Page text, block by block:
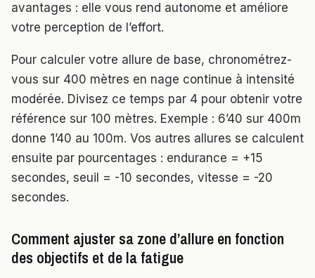
avantages : elle vous rend autonome et améliore
votre perception de l’effort.
Pour calculer votre allure de base, chronométrez-
vous sur 400 mètres en nage continue à intensité
modérée. Divisez ce temps par 4 pour obtenir votre
référence sur 100 mètres. Exemple : 6’40 sur 400m
donne 1’40 au 100m. Vos autres allures se calculent
ensuite par pourcentages : endurance = +15
secondes, seuil = -10 secondes, vitesse = -20
secondes.
Comment ajuster sa zone d’allure en fonction
des objectifs et de la fatigue